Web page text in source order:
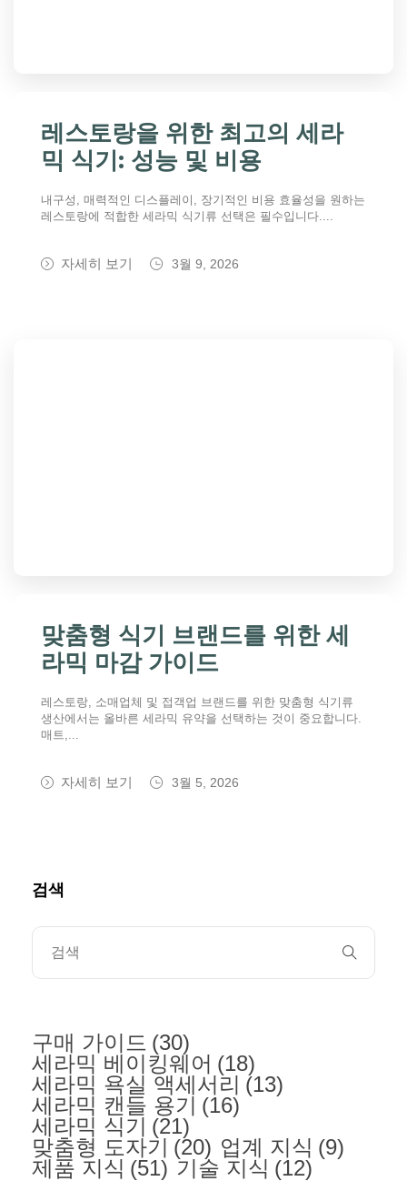
레스토랑을 위한 최고의 세라
믹 식기: 성능 및 비용
내구성, 매력적인 디스플레이, 장기적인 비용 효율성을 원하는
레스토랑에 적합한 세라믹 식기류 선택은 필수입니다....
자세히 보기 3월 9, 2026
맞춤형 식기 브랜드를 위한 세
라믹 마감 가이드
레스토랑, 소매업체 및 접객업 브랜드를 위한 맞춤형 식기류
생산에서는 올바른 세라믹 유약을 선택하는 것이 중요합니다.
매트,...
자세히 보기 3월 5, 2026
검색
구매 가이드 (30)
세라믹 베이킹웨어 (18)
세라믹 욕실 액세서리 (13)
세라믹 캔들 용기
(16)
세라믹 식기
(21)
맞춤형 도자기
(20) 업계 지식 (9)
제품 지식 (51) 기술 지식 (12)